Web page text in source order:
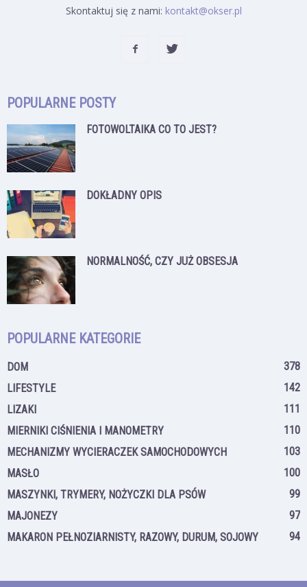
Skontaktuj się z nami: kontakt@okser.pl
POPULARNE POSTY
FOTOWOLTAIKA CO TO JEST?
DOKŁADNY OPIS
NORMALNOŚĆ, CZY JUŻ OBSESJA
POPULARNE KATEGORIE
DOM
378
LIFESTYLE
142
LIZAKI
111
MIERNIKI CIŚNIENIA I MANOMETRY
110
MECHANIZMY WYCIERACZEK SAMOCHODOWYCH
103
MASŁO
100
MASZYNKI, TRYMERY, NOŻYCZKI DLA PSÓW
99
MAJONEZY
97
MAKARON PEŁNOZIARNISTY, RAZOWY, DURUM, SOJOWY
94